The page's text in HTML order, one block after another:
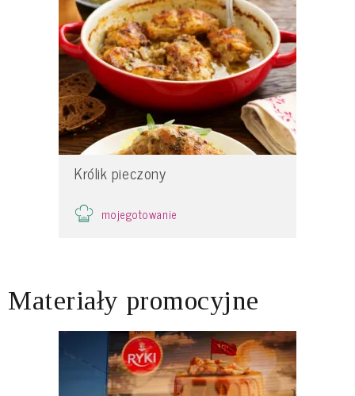
Królik pieczony
mojegotowanie
Materiały promocyjne